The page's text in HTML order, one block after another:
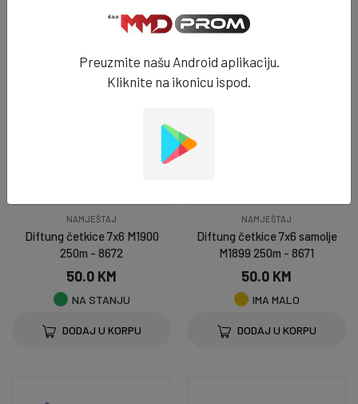
DODAJ U KORPU DODAJ U KORPU
NAMJEŠTAJ
Diftung četkice 7x6 M1900
250m - 8672
50.0 KM
NA STANJU
DODAJ U KORPU
NAMJEŠTAJ
Diftung četkice 7x6 samolje
M1899 250m - 8671
50.0 KM
IMA MALO
DODAJ U KORPU
Preuzmite našu Android aplikaciju.
Kliknite na ikonicu ispod.